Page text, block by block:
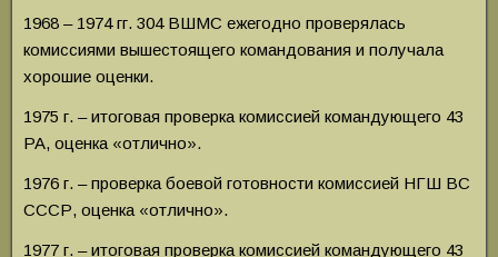
1968 – 1974 гг. 304 ВШМС ежегодно проверялась
комиссиями вышестоящего командования и получала
хорошие оценки.
1975 г. – итоговая проверка комиссией командующего 43
РА, оценка «отлично».
1976 г. – проверка боевой готовности комиссией НГШ ВС
СССР, оценка «отлично».
1977 г. – итоговая проверка комиссией командующего 43